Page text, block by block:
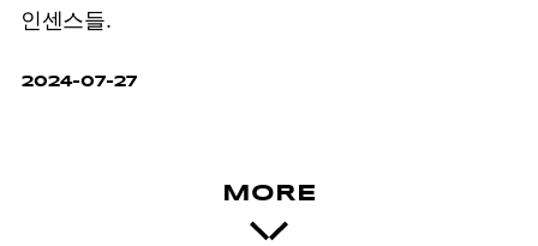
인센스들.
2024-07-27
MORE